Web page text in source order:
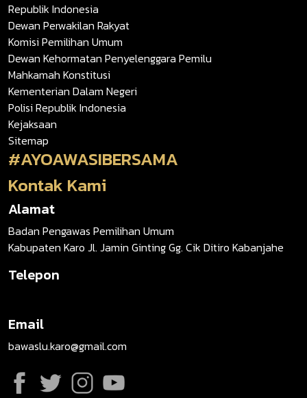
Republik Indonesia
Dewan Perwakilan Rakyat
Komisi Pemilihan Umum
Dewan Kehormatan Penyelenggara Pemilu
Mahkamah Konstitusi
Kementerian Dalam Negeri
Polisi Republik Indonesia
Kejaksaan
Sitemap
#AYOAWASIBERSAMA
Kontak Kami
Alamat
Badan Pengawas Pemilihan Umum
Kabupaten Karo Jl. Jamin Ginting Gg. Cik Ditiro Kabanjahe
Telepon
Email
bawaslu.karo@gmail.com